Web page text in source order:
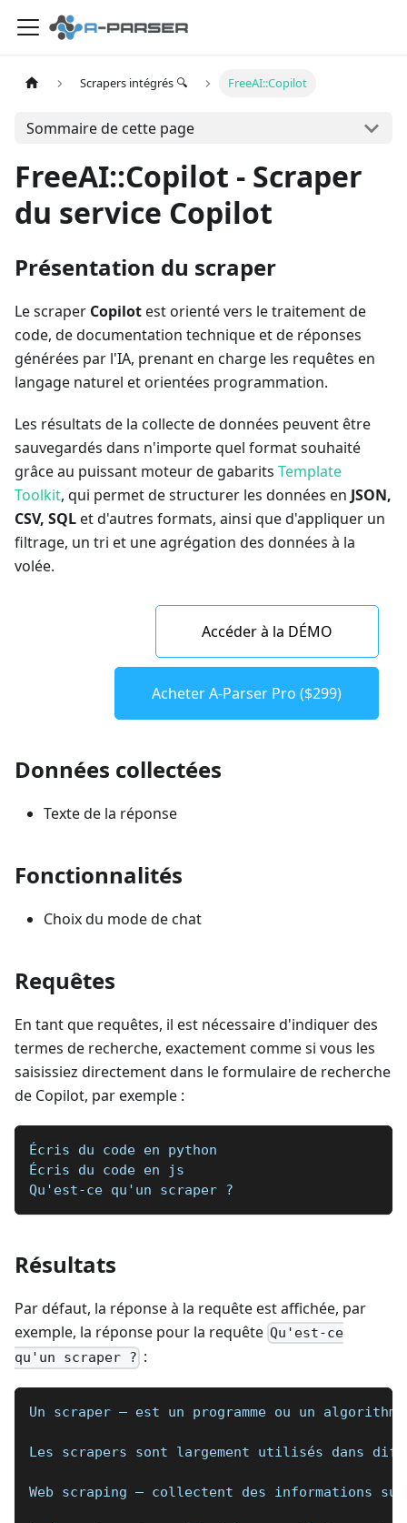
Scrapers intégrés 🔍 FreeAI::Copilot
Sommaire de cette page
FreeAI::Copilot - Scraper
du service Copilot
Présentation du scraper
Le scraper Copilotest orienté vers le traitement de
code, de documentation technique et de réponses
générées par l'IA, prenant en charge les requêtes en
langage naturel et orientées programmation.
Les résultats de la collecte de données peuvent être
sauvegardés dans n'importe quel format souhaité
grâce au puissant moteur de gabarits Template
Toolkit, qui permet de structurer les données en JSON,
CSV, SQLet d'autres formats, ainsi que d'appliquer un
filtrage, un tri et une agrégation des données à la
volée.
Accéder à la DÉMO
Acheter A-Parser Pro ($299)
Données collectées
Texte de la réponse
Fonctionnalités
Choix du mode de chat
Requêtes
En tant que requêtes, il est nécessaire d'indiquer des
termes de recherche, exactement comme si vous les
saisissiez directement dans le formulaire de recherche
de Copilot, par exemple :
Écris du code en python
Écris du code en js
Qu'est-ce qu'un scraper ?
Résultats
Par défaut, la réponse à la requête est affichée, par
exemple, la réponse pour la requête Qu'est-ce
qu'un scraper ? :
Un scraper — est un programme ou un
Les scrapers sont largement utilisés dans
Web scraping — collectent des informations